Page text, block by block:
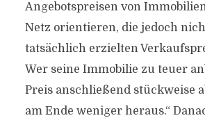
Angebotspreisen von
Netz orientieren, die jedoch
tatsächlich erzielten
Wer seine Immobilie zu teuer
Preis anschließend stückweise
am Ende weniger heraus.“